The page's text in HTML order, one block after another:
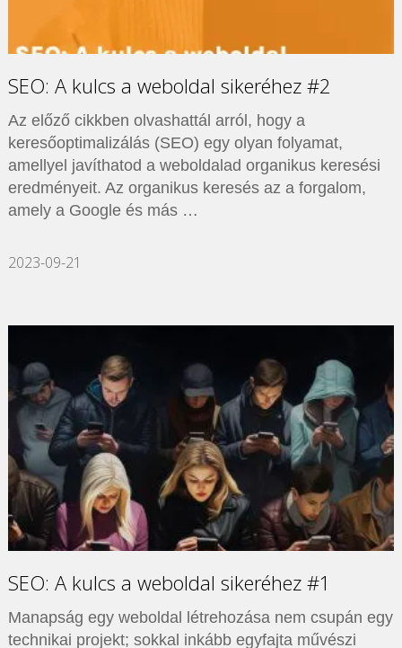
SEO: A kulcs a weboldal sikeréhez #2
Az előző cikkben olvashattál arról, hogy a
keresőoptimalizálás (SEO) egy olyan folyamat,
amellyel javíthatod a weboldalad organikus keresési
eredményeit. Az organikus keresés az a forgalom,
amely a Google és más …
2023-09-21
SEO: A kulcs a weboldal sikeréhez #1
Manapság egy weboldal létrehozása nem csupán egy
technikai projekt; sokkal inkább egyfajta művészi